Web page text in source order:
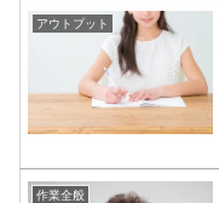
アウトプット
作業全般